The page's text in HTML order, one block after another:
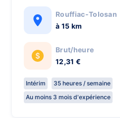
Rouffiac-Tolosan
à 15 km
Brut/heure
12,31 €
Intérim
35 heures / semaine
Au moins 3 mois d'expérience